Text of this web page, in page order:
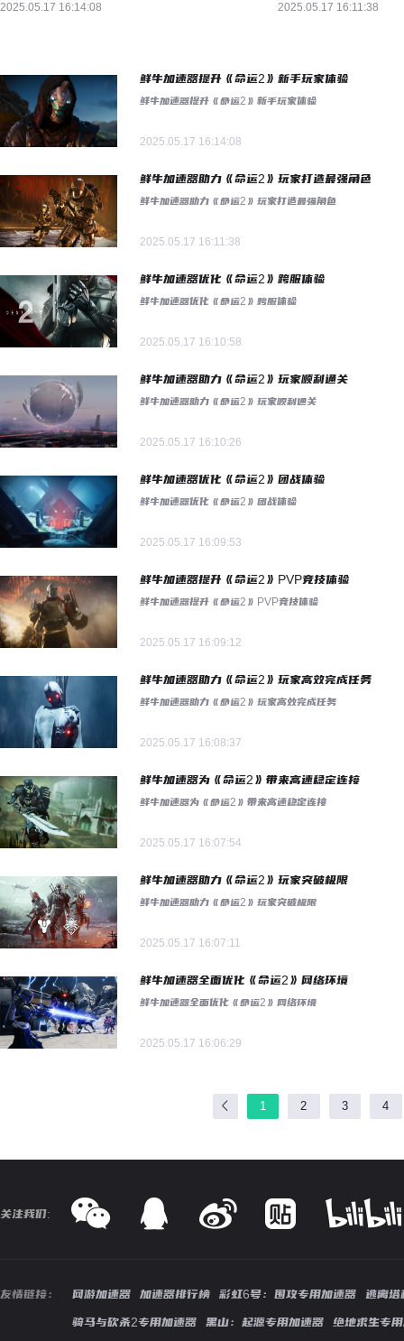
2025.05.17 16:14:08 2025.05.17 16:11:38
鲜牛加速器提升《命运2》新手玩家体验
鲜牛加速器提升《命运2》新手玩家体验
2025.05.17 16:14:08
鲜牛加速器助力《命运2》玩家打造最强角色
鲜牛加速器助力《命运2》玩家打造最强角色
2025.05.17 16:11:38
鲜牛加速器优化《命运2》跨服体验
鲜牛加速器优化《命运2》跨服体验
2025.05.17 16:10:58
鲜牛加速器助力《命运2》玩家顺利通关
鲜牛加速器助力《命运2》玩家顺利通关
2025.05.17 16:10:26
鲜牛加速器优化《命运2》团战体验
鲜牛加速器优化《命运2》团战体验
2025.05.17 16:09:53
鲜牛加速器提升《命运2》PVP竞技体验
鲜牛加速器提升《命运2》PVP竞技体验
2025.05.17 16:09:12
鲜牛加速器助力《命运2》玩家高效完成任务
鲜牛加速器助力《命运2》玩家高效完成任务
2025.05.17 16:08:37
鲜牛加速器为《命运2》带来高速稳定连接
鲜牛加速器为《命运2》带来高速稳定连接
2025.05.17 16:07:54
鲜牛加速器助力《命运2》玩家突破极限
鲜牛加速器助力《命运2》玩家突破极限
2025.05.17 16:07:11
鲜牛加速器全面优化《命运2》网络环境
鲜牛加速器全面优化《命运2》网络环境
2025.05.17 16:06:29
1 2 3 4
关注我们:
友情链接： 网游加速器 加速器排行榜 彩虹6号：围攻专用加速器
逃离塔
骑马与砍杀2专用加速器
黑山：起源专用加速器 绝地求生专